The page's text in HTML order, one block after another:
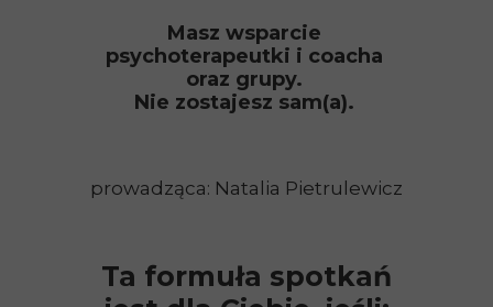
prowadząca: Natalia Pietrulewicz
Ta formuła spotkań
Masz wsparcie
psychoterapeutki i coacha
oraz grupy.
Nie zostajesz sam(a).